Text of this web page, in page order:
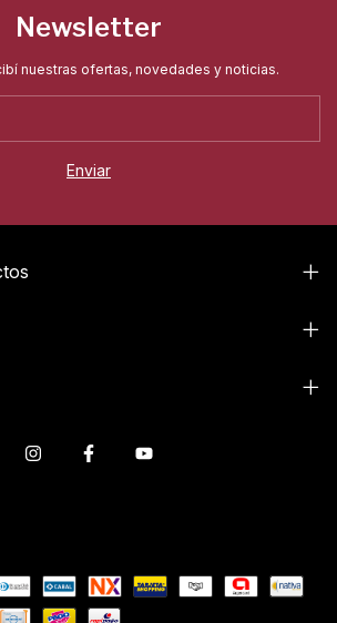
Newsletter
nuestras ofertas, novedades y noticias.